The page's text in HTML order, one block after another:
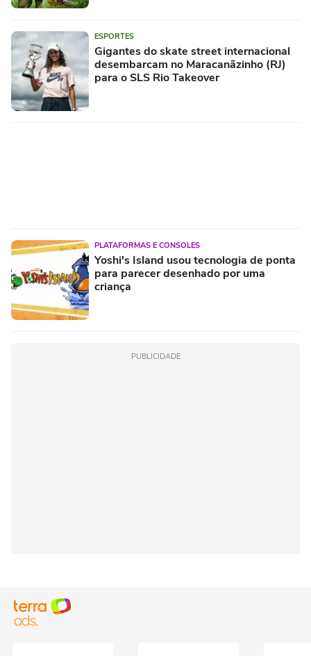
ESPORTES
Gigantes do skate street internacional
desembarcam no Maracanãzinho (RJ)
para o SLS Rio Takeover
PLATAFORMAS E CONSOLES
Yoshi's Island usou tecnologia de ponta
para parecer desenhado por uma
criança
PUBLICIDADE